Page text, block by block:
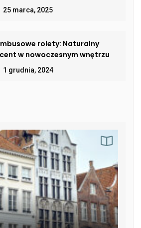
25 marca, 2025
rolety: Naturalny
w nowoczesnym wnętrzu
1 grudnia, 2024